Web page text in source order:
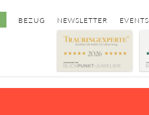
BEZUG NEWSLETTER EVENTS